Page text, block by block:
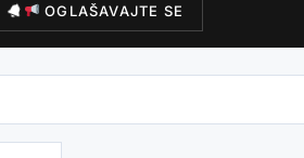
OGLAŠAVAJTE SE